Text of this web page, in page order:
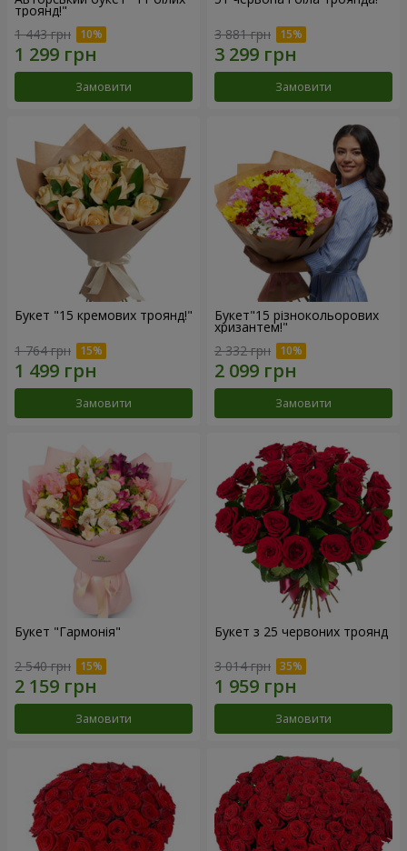
троянд!"
1 443 грн
Замовити
3 881 грн
Замовити
Букет "15 кремових троянд!"
1 764 грн
Замовити
Букет"15 різнокольорових
хризантем!"
2 332 грн
Замовити
Букет "Гармонія"
2 540 грн
Замовити
Букет з 25 червоних троянд
3 014 грн
Замовити